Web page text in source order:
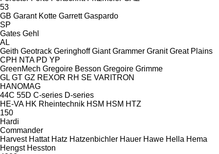
53
GB Garant Kotte Garrett Gaspardo
SP
Gates Gehl
AL
Geith Geotrack Geringhoff Giant Grammer Granit Great Plains
CPH NTA PD YP
GreenMech Gregoire Besson Gregoire Grimme
GL GT GZ REXOR RH SE VARITRON
HANOMAG
44C 55D C-series D-series
HE-VA HK Rheintechnik HSM HSM HTZ
150
Hardi
Commander
Harvest Hattat Hatz Hatzenbichler Hauer Hawe Hella Hema
Hengst Hesston